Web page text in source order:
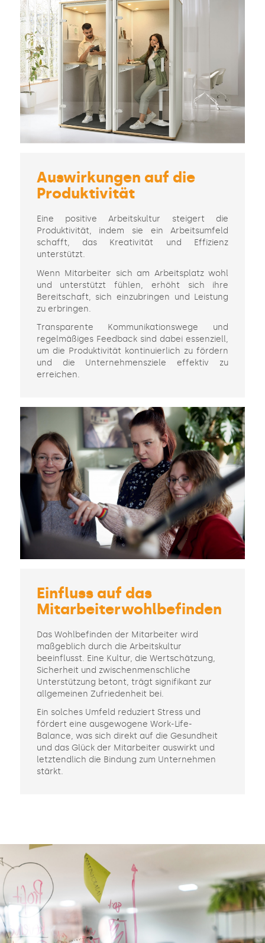
Auswirkungen auf die
Produktivität
Eine positive Arbeitskultur steigert die
Produktivität, indem sie ein Arbeitsumfeld
schafft, das Kreativität und Effizienz
unterstützt.
Wenn Mitarbeiter sich am Arbeitsplatz wohl
und unterstützt fühlen, erhöht sich ihre
Bereitschaft, sich einzubringen und Leistung
zu erbringen.
Transparente Kommunikationswege und
regelmäßiges Feedback sind dabei essenziell,
um die Produktivität kontinuierlich zu fördern
und die Unternehmensziele effektiv zu
erreichen.
Einfluss auf das
Mitarbeiterwohlbefinden
Das Wohlbefinden der Mitarbeiter wird
maßgeblich durch die Arbeitskultur
beeinflusst. Eine Kultur, die Wertschätzung,
Sicherheit und zwischenmenschliche
Unterstützung betont, trägt signifikant zur
allgemeinen Zufriedenheit bei.
Ein solches Umfeld reduziert Stress und
fördert eine ausgewogene Work-Life-
Balance, was sich direkt auf die Gesundheit
und das Glück der Mitarbeiter auswirkt und
letztendlich die Bindung zum Unternehmen
stärkt.